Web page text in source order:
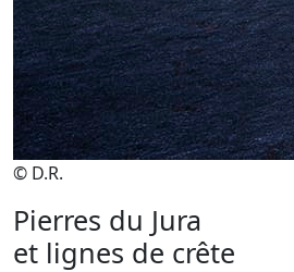
© D.R.
Pierres du Jura
et lignes de crête